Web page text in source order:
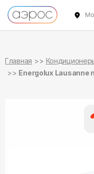
Главная
Energolux Lausanne
в наличии
в наличии